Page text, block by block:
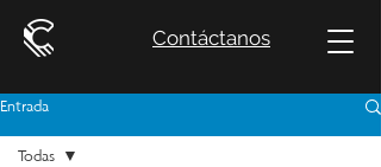
Contáctanos
Entrada
Todas